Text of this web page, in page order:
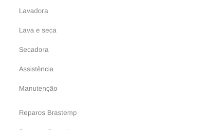
Lavadora
Lava e seca
Secadora
Assistência
Manutenção
Reparos Brastemp